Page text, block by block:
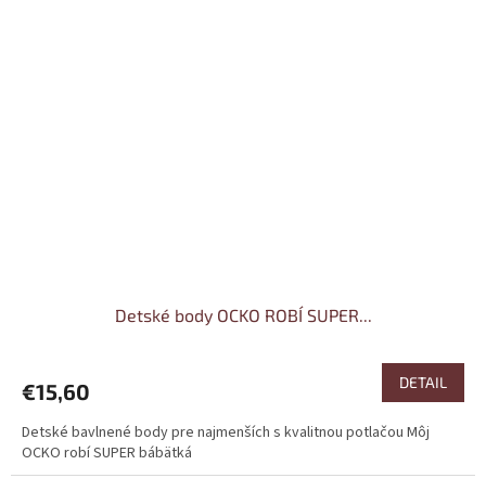
Detské body OCKO ROBÍ SUPER...
€15,60 DETAIL
Detské bavlnené body pre najmenších s kvalitnou potlačou Môj
OCKO robí SUPER bábätká